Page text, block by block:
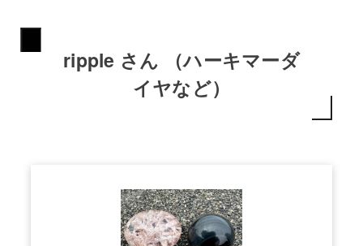
ripple さん （ハーキマーダ
イヤなど）